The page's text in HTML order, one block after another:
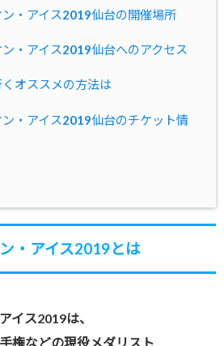
・アイス2019仙台の開催場所
・アイス2019仙台へのアクセス
オススメの方法は
・アイス2019仙台のチケット情
・アイス2019とは
イス2019は、
権などの現役メダリスト